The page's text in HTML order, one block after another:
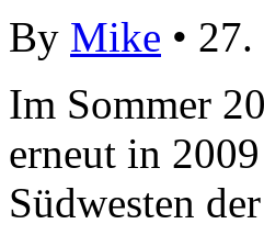
By Mike •
Im Sommer
erneut in
Südwesten